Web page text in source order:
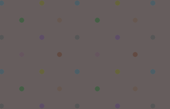
问一下这个游戏代金券叫什么呢？GM后台搜不